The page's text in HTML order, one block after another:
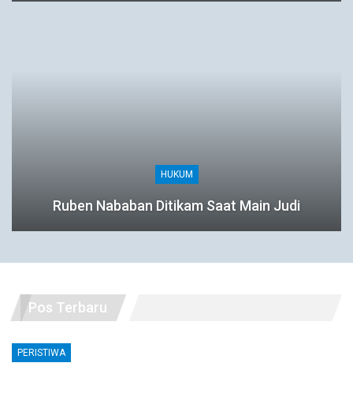
HUKUM
Ruben Nababan Ditikam Saat Main Judi
Pos Terbaru
PERISTIWA